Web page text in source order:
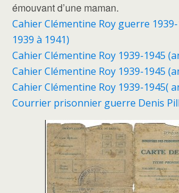
émouvant d’une maman.
Cahier Clémentine Roy guerre
1939 à 1941)
Cahier Clémentine Roy 1939-1945
Cahier Clémentine Roy 1939-1945
Cahier Clémentine Roy 1939-1945(
Courrier prisonnier guerre Denis